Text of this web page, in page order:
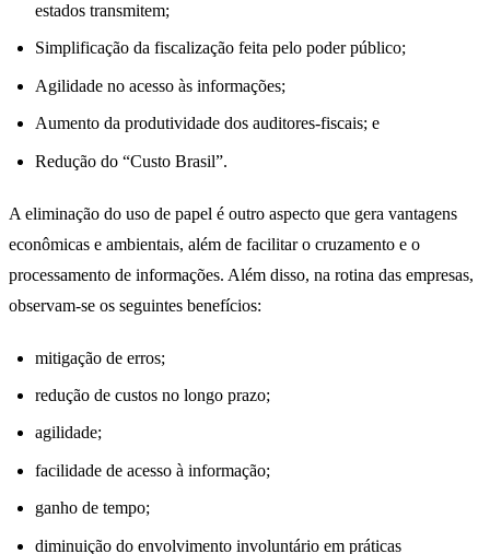
estados transmitem;
Simplificação da fiscalização feita pelo poder público;
Agilidade no acesso às informações;
Aumento da produtividade dos auditores-fiscais; e
Redução do “Custo Brasil”.
A eliminação do uso de papel é outro aspecto que gera vantagens
econômicas e ambientais, além de facilitar o cruzamento e o
processamento de informações. Além disso, na rotina das empresas,
observam-se os seguintes benefícios:
mitigação de erros;
redução de custos no longo prazo;
agilidade;
facilidade de acesso à informação;
ganho de tempo;
diminuição do envolvimento involuntário em práticas